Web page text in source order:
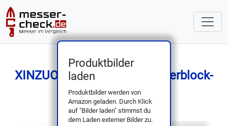
Produktbilder
laden
Produktbilder werden von
Amazon geladen. Durch Klick
auf "Bilder laden" stimmst du
dem Laden externer Bilder zu.
XINZUO Damast 7-Tlg. Messerblock-
Set – Profi-Klingen